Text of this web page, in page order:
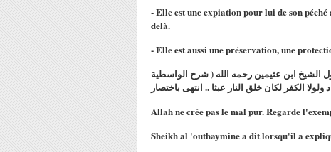
- Elle est une expiation pour lui de son
delà.
- Elle est aussi une préservation, une
الشيخ ابن عثيمين رحمه الله ( شرح الواسطية
Allah ne crée pas le mal pur. Regarde
Sheikh al 'outhaymine a dit lorsqu'il a